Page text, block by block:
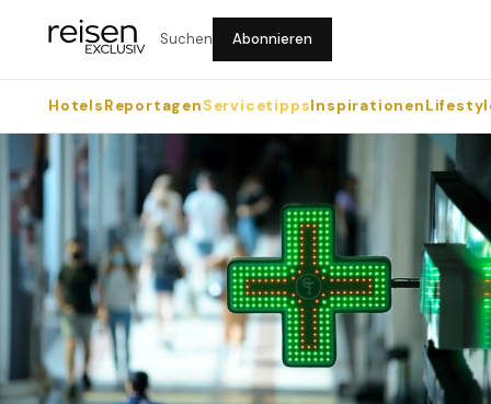
Suchen Abonnieren
HotelsReportagenServicetippsInspirationen